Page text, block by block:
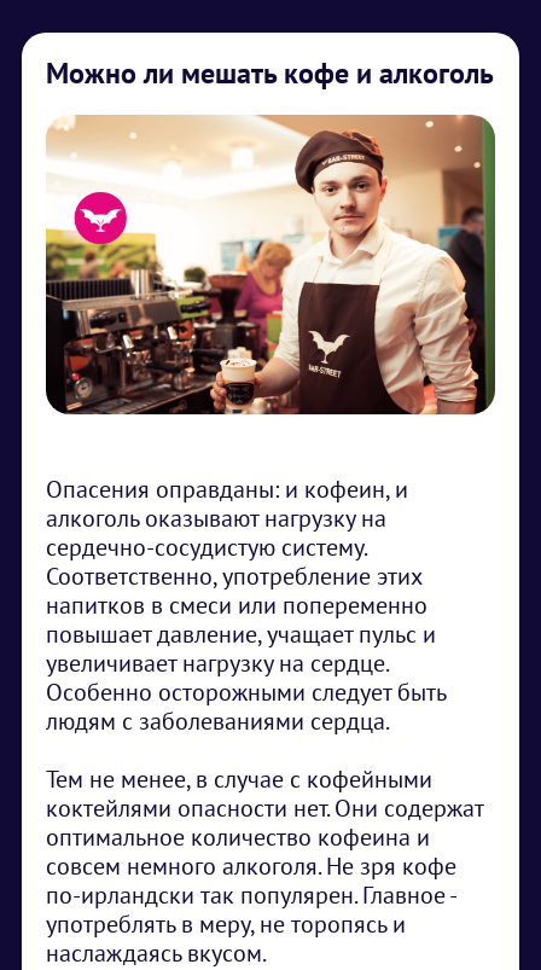
Можно ли мешать кофе и алкоголь
Опасения оправданы: и кофеин, и
алкоголь оказывают нагрузку на
сердечно-сосудистую систему.
Соответственно, употребление этих
напитков в смеси или попеременно
повышает давление, учащает пульс и
увеличивает нагрузку на сердце.
Особенно осторожными следует быть
людям с заболеваниями сердца.
Тем не менее, в случае с кофейными
коктейлями опасности нет. Они содержат
оптимальное количество кофеина и
совсем немного алкоголя. Не зря кофе
по-ирландски так популярен. Главное -
употреблять в меру, не торопясь и
наслаждаясь вкусом.